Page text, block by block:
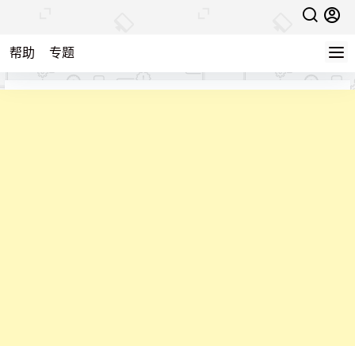
帮助 专题